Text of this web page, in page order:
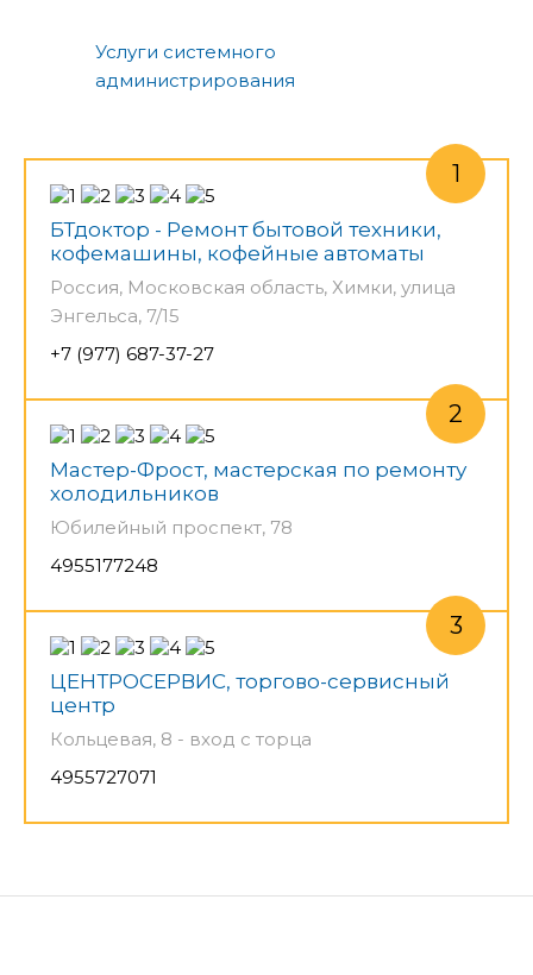
Услуги системного
администрирования
БТдоктор - Ремонт бытовой техники,
кофемашины, кофейные автоматы
Россия, Московская область, Химки, улица
Энгельса, 7/15
+7 (977) 687-37-27
Мастер-Фрост, мастерская по ремонту
холодильников
Юбилейный проспект, 78
4955177248
ЦЕНТРОСЕРВИС, торгово-сервисный
центр
Кольцевая, 8 - вход с торца
4955727071